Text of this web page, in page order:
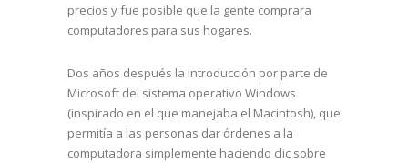
precios y fue posible que la gente comprara
computadores para sus hogares.
Dos años después la introducción por parte de
Microsoft del sistema operativo Windows
(inspirado en el que manejaba el Macintosh), que
permitía a las personas dar órdenes a la
computadora simplemente haciendo clic sobre